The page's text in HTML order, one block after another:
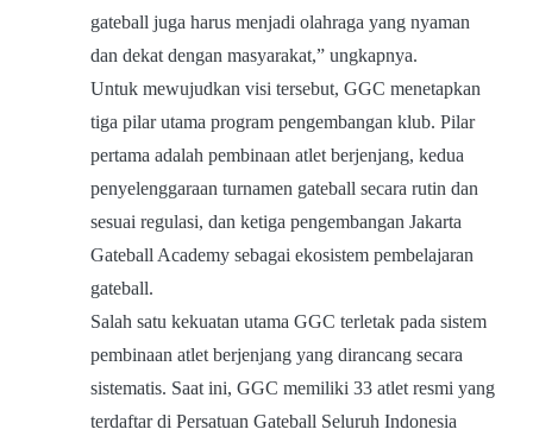
gateball juga harus menjadi olahraga yang nyaman
dan dekat dengan masyarakat,” ungkapnya.
Untuk mewujudkan visi tersebut, GGC menetapkan
tiga pilar utama program pengembangan klub. Pilar
pertama adalah pembinaan atlet berjenjang, kedua
penyelenggaraan turnamen gateball secara rutin dan
sesuai regulasi, dan ketiga pengembangan Jakarta
Gateball Academy sebagai ekosistem pembelajaran
gateball.
Salah satu kekuatan utama GGC terletak pada sistem
pembinaan atlet berjenjang yang dirancang secara
sistematis. Saat ini, GGC memiliki 33 atlet resmi yang
terdaftar di Persatuan Gateball Seluruh Indonesia